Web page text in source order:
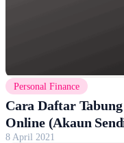
Personal Finance
Cara Daftar
Online (Akaun
8 April 2021